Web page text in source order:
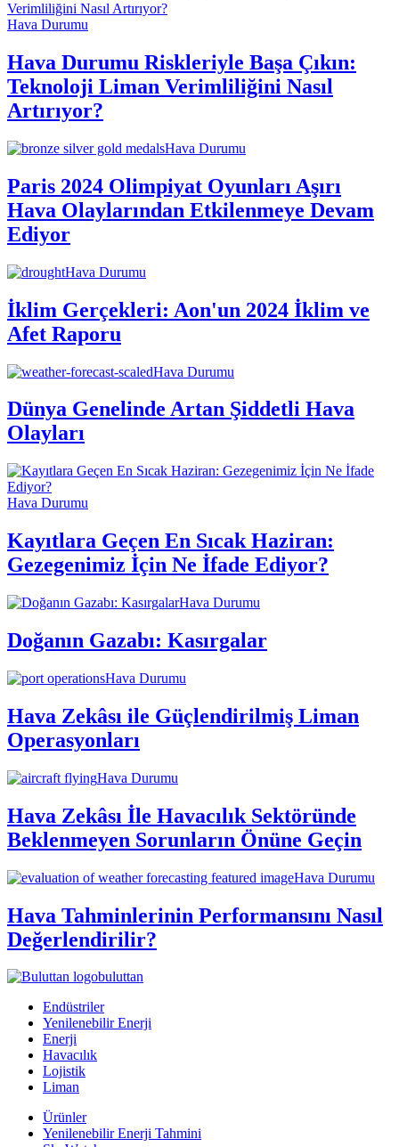
Hava Durumu
Hava Durumu Riskleriyle Başa Çıkın:
Teknoloji Liman Verimliliğini Nasıl
Artırıyor?
Hava Durumu
Paris 2024 Olimpiyat Oyunları Aşırı
Hava Olaylarından Etkilenmeye Devam
Ediyor
Hava Durumu
İklim Gerçekleri: Aon'un 2024 İklim ve
Afet Raporu
Hava Durumu
Dünya Genelinde Artan Şiddetli Hava
Olayları
Hava Durumu
Kayıtlara Geçen En Sıcak Haziran:
Gezegenimiz İçin Ne İfade Ediyor?
Hava Durumu
Doğanın Gazabı: Kasırgalar
Hava Durumu
Hava Zekâsı ile Güçlendirilmiş Liman
Operasyonları
Hava Durumu
Hava Zekâsı İle Havacılık Sektöründe
Beklenmeyen Sorunların Önüne Geçin
Hava Durumu
Hava Tahminlerinin Performansını Nasıl
Değerlendirilir?
buluttan
Endüstriler
Yenilenebilir Enerji
Enerji
Havacılık
Lojistik
Liman
Ürünler
Yenilenebilir Enerji Tahmini